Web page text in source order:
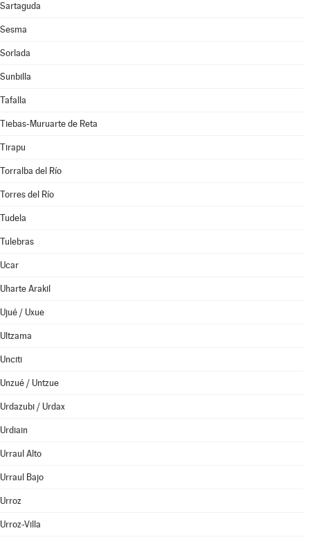
Sartaguda
Sesma
Sorlada
Sunbilla
Tafalla
Tiebas-Muruarte de Reta
Tirapu
Torralba del Río
Torres del Río
Tudela
Tulebras
Ucar
Uharte Arakil
Ujué / Uxue
Ultzama
Unciti
Unzué / Untzue
Urdazubi / Urdax
Urdiain
Urraul Alto
Urraul Bajo
Urroz
Urroz-Villa